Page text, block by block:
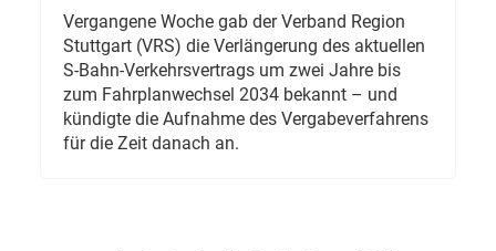
Vergangene Woche gab der Verband Region
Stuttgart (VRS) die Verlängerung des aktuellen
S-Bahn-Verkehrsvertrags um zwei Jahre bis
zum Fahrplanwechsel 2034 bekannt – und
kündigte die Aufnahme des Vergabeverfahrens
für die Zeit danach an.